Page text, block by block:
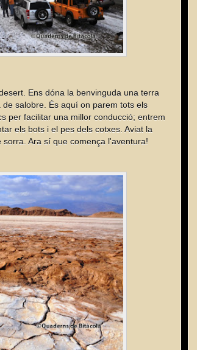
Ens dóna la benvinguda una terra
salobre. És aquí on parem tots els
per facilitar una millor conducció; entrem
els bots i el pes dels cotxes. Aviat la
Ara sí que comença l'aventura!